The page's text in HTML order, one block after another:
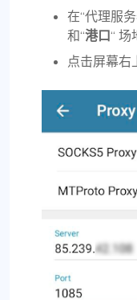
在“代理服
和“港口“ 场
点击屏幕右